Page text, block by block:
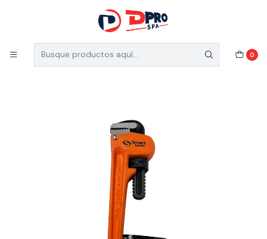
0
5% de descuento en el total de tu compra (Válido
para nuevos clientes)
Inicio Ferretería Industrial
LLAVE STILLSON 8 PULG. SMART TOOLS